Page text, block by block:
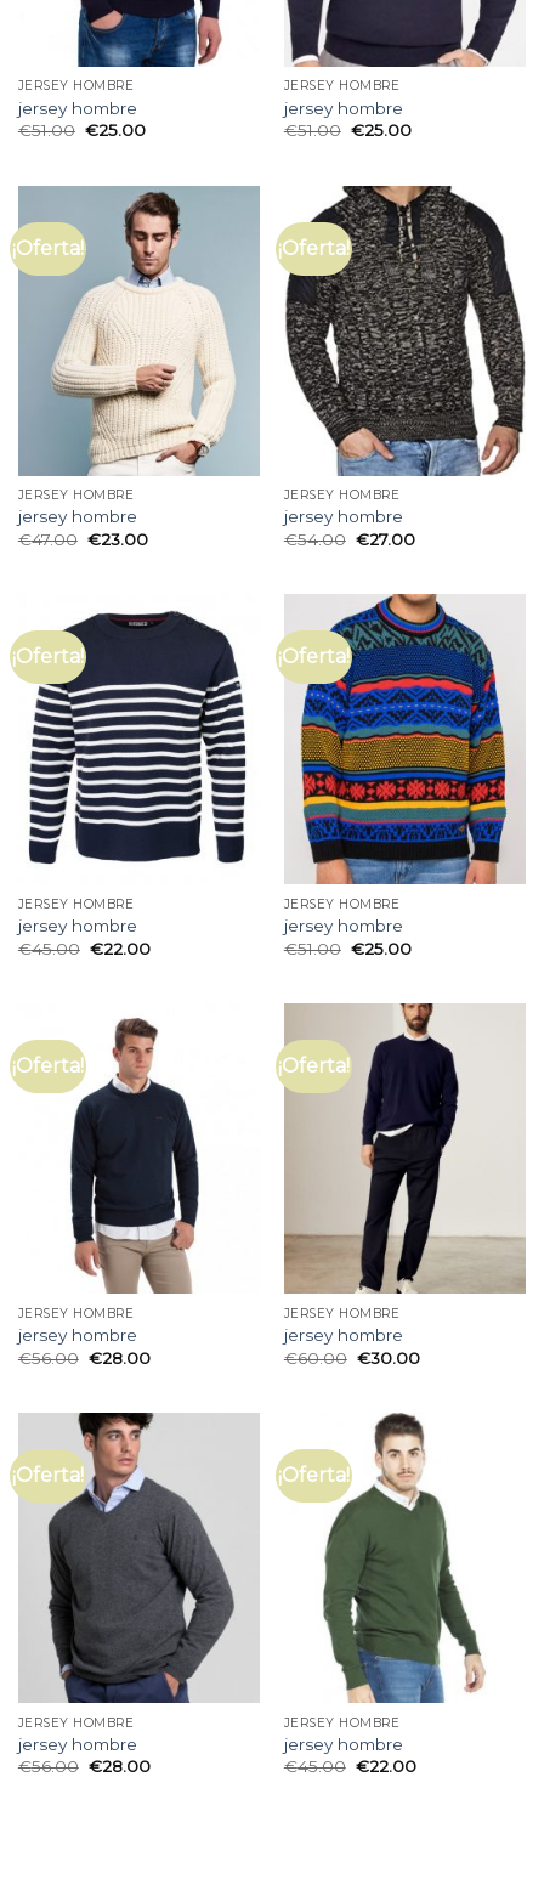
JERSEY HOMBRE
jersey hombre
€51.00 €25.00
JERSEY HOMBRE
jersey hombre
€51.00 €25.00
¡Oferta!
JERSEY HOMBRE
jersey hombre
€47.00 €23.00
¡Oferta!
JERSEY HOMBRE
jersey hombre
€54.00 €27.00
¡Oferta!
JERSEY HOMBRE
jersey hombre
€45.00 €22.00
¡Oferta!
JERSEY HOMBRE
jersey hombre
€51.00 €25.00
¡Oferta!
JERSEY HOMBRE
jersey hombre
€56.00 €28.00
¡Oferta!
JERSEY HOMBRE
jersey hombre
€60.00 €30.00
¡Oferta!
JERSEY HOMBRE
jersey hombre
€56.00 €28.00
¡Oferta!
JERSEY HOMBRE
jersey hombre
€45.00 €22.00